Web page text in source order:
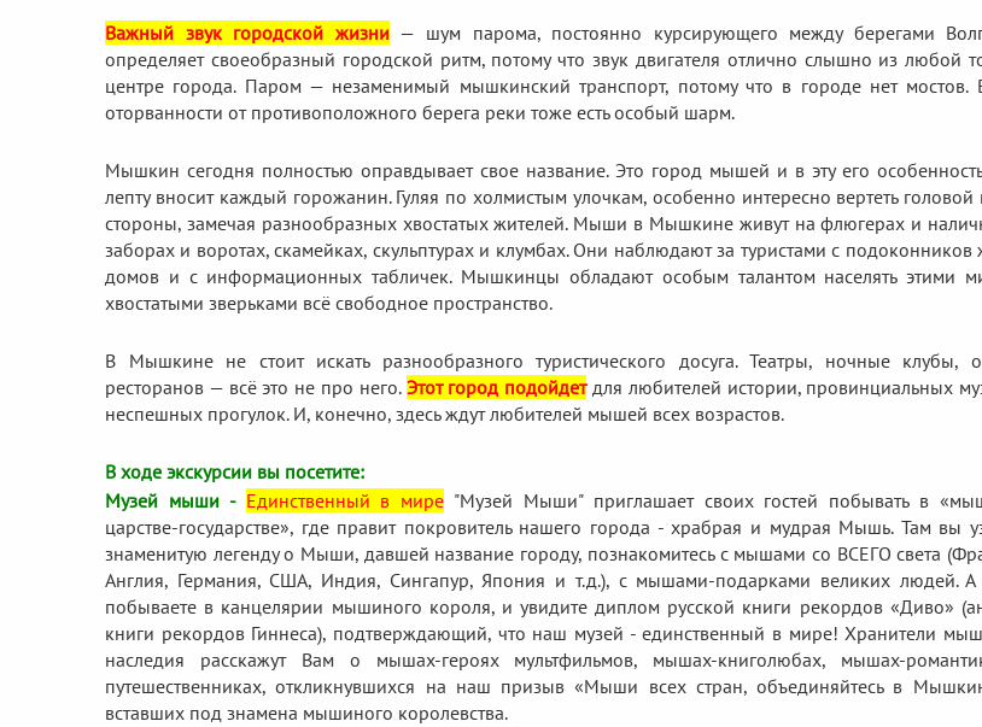
Важный звук городской жизни— шум парома, постоянно курсирующего между берегами
определяет своеобразный городской ритм, потому что звук двигателя отлично слышно из любой
центре города. Паром — незаменимый мышкинский транспорт, потому что в городе нет мостов.
оторванности от противоположного берега реки тоже есть особый шарм.
Мышкин сегодня полностью оправдывает свое название. Это город мышей и в эту его
лепту вносит каждый горожанин. Гуляя по холмистым улочкам, особенно интересно вертеть головой
стороны, замечая разнообразных хвостатых жителей. Мыши в Мышкине живут на флюгерах и
заборах и воротах, скамейках, скульптурах и клумбах. Они наблюдают за туристами с
домов и с информационных табличек. Мышкинцы обладают особым талантом населять этими
хвостатыми зверьками всё свободное пространство.
В Мышкине не стоит искать разнообразного туристического досуга. Театры, ночные клубы,
ресторанов — всё это не про него. Этот город подойдетдля любителей истории, провинциальных
неспешных прогулок. И, конечно, здесь ждут любителей мышей всех возрастов.
В ходе экскурсии вы посетите:
Музей мыши - Единственный в мире "Музей Мыши" приглашает своих гостей побывать в
царстве-государстве», где правит покровитель нашего города - храбрая и мудрая Мышь. Там вы
знаменитую легенду о Мыши, давшей название городу, познакомитесь с мышами со ВСЕГО света
Англия, Германия, США, Индия, Сингапур, Япония и т.д.), с мышами-подарками великих людей. А
побываете в канцелярии мышиного короля, и увидите диплом русской книги рекордов «Диво»
книги рекордов Гиннеса), подтверждающий, что наш музей - единственный в мире! Хранители
наследия расскажут Вам о мышах-героях мультфильмов, мышах-книголюбах, мышах-
путешественниках, откликнувшихся на наш призыв «Мыши всех стран, объединяйтесь в
вставших под знамена мышиного королевства.